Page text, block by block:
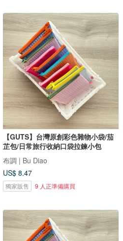
【GUTS】台灣原創彩色雜物小袋/茄
芷包/日常旅行收納口袋拉鍊小包
布調 | Bu Diao
US$ 8.47
獨家販售 9 人正準備購買